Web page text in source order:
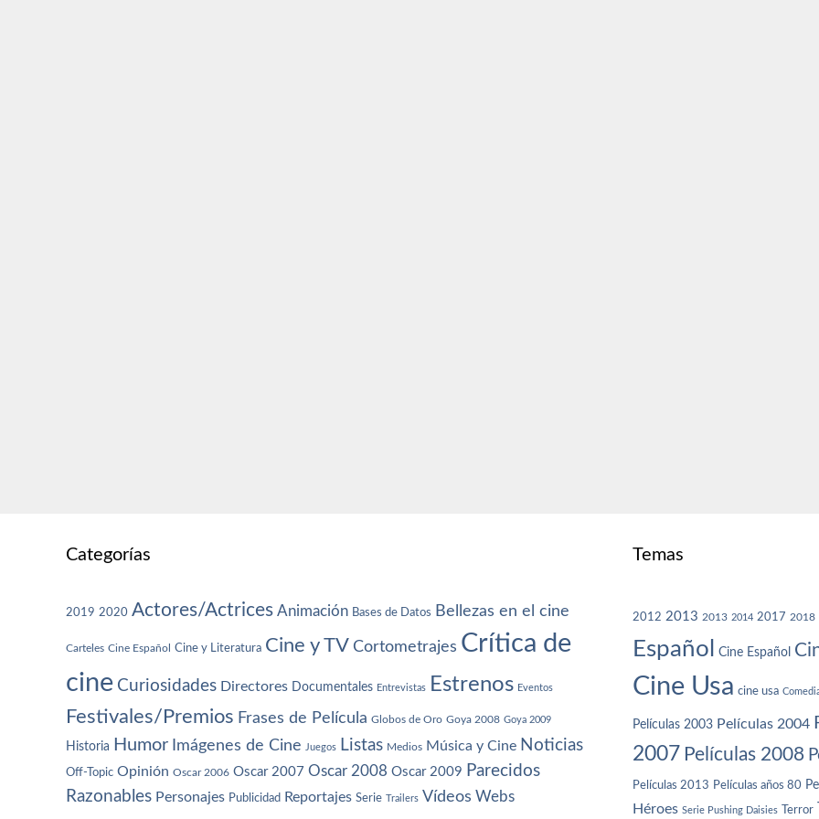
Categorías
2019 2020 Actores/Actrices Animación Bases de Datos Bellezas en el cine
Carteles Cine Español Cine y Literatura Cine y TV Cortometrajes Crítica de
cine Curiosidades Directores Documentales Entrevistas Estrenos Eventos
Festivales/Premios Frases de Película Globos de Oro Goya 2008 Goya 2009
Historia Humor Imágenes de Cine Juegos Listas Medios Música y Cine Noticias
Off-Topic Opinión Oscar 2006 Oscar 2007 Oscar 2008 Oscar 2009 Parecidos
Razonables Personajes Publicidad Reportajes Serie Trailers Vídeos Webs
Temas
2012 2013 2013 2014 2017 2018
Español Cine Español
Cine Usa cine usa
Películas 2003 Películas 2004
2007 Películas 2008
Películas 2013 Películas años 80
Héroes Serie Pushing Daisies Terror